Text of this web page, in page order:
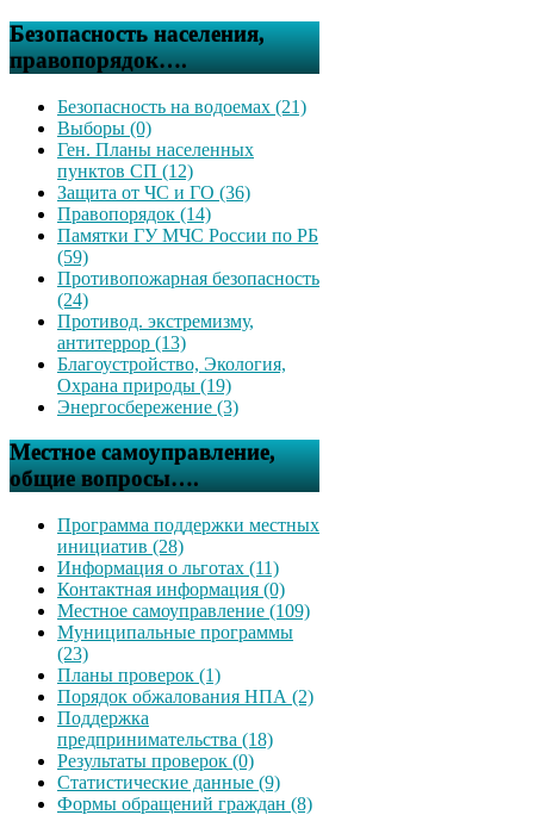
Безопасность населения,
правопорядок….
Безопасность на водоемах (21)
Выборы (0)
Ген. Планы населенных
пунктов СП (12)
Защита от ЧС и ГО (36)
Правопорядок (14)
Памятки ГУ МЧС России по РБ
(59)
Противопожарная безопасность
(24)
Противод. экстремизму,
антитеррор (13)
Благоустройство, Экология,
Охрана природы (19)
Энергосбережение (3)
Местное самоуправление,
общие вопросы….
Программа поддержки местных
инициатив (28)
Информация о льготах (11)
Контактная информация (0)
Местное самоуправление (109)
Муниципальные программы
(23)
Планы проверок (1)
Порядок обжалования НПА (2)
Поддержка
предпринимательства (18)
Результаты проверок (0)
Статистические данные (9)
Формы обращений граждан (8)